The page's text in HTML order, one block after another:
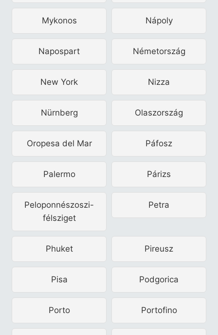
Mykonos Nápoly
Napospart Németország
New York Nizza
Nürnberg Olaszország
Oropesa del Mar Páfosz
Palermo Párizs
Peloponnészoszi-
félsziget
Petra
Phuket Pireusz
Pisa Podgorica
Porto Portofino